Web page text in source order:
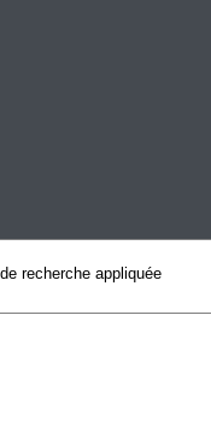
recherche appliquée